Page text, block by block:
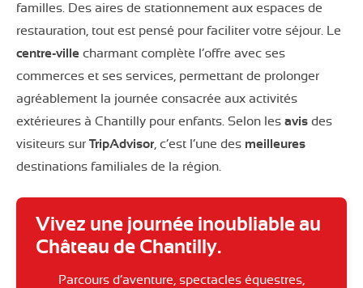
familles. Des aires de stationnement aux espaces de
restauration, tout est pensé pour faciliter votre séjour. Le
centre-ville charmant complète l’offre avec ses
commerces et ses services, permettant de prolonger
agréablement la journée consacrée aux activités
extérieures à Chantilly pour enfants. Selon les avis des
visiteurs sur TripAdvisor, c’est l’une des meilleures
destinations familiales de la région.
Vivez une journée inoubliable au
Château de Chantilly.
Parcours d’aventure, spectacles équestres,